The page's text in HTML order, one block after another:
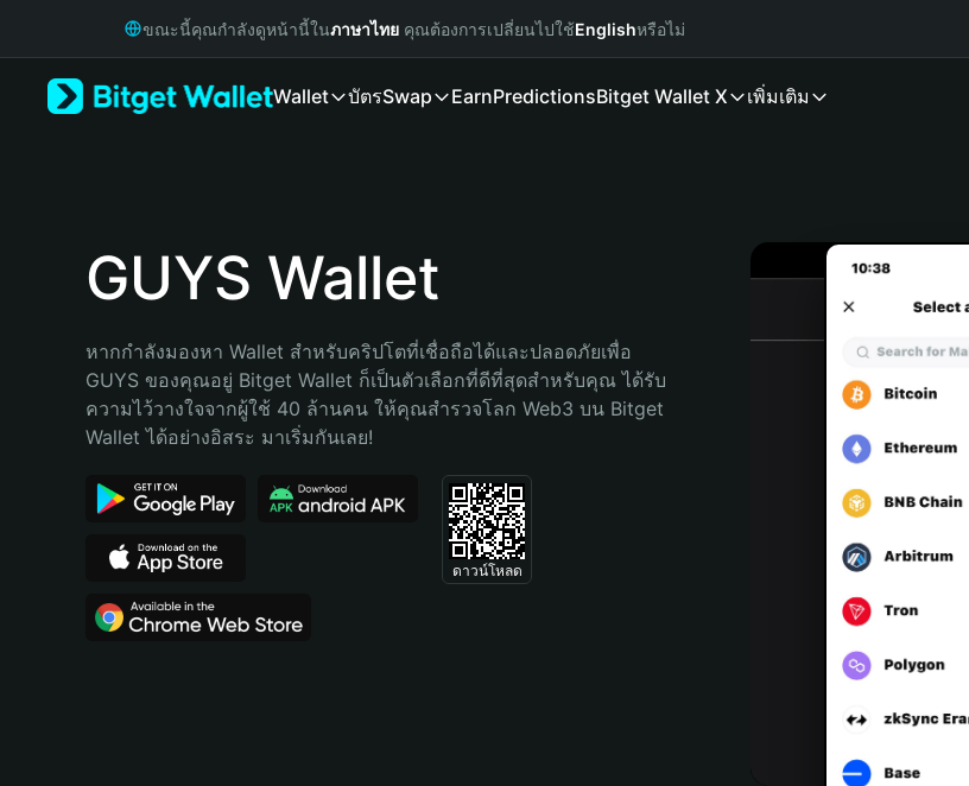
Русский
Bahasa Indonesia
Português (Brasil)
ขณะนี้คุณกำลังดูหน้านี้ในภาษาไทย คุณต้องการเปลี่ยนไปใช้Englishหรือไม่
Wallet บัตรSwap EarnPredictionsBitget Wallet X เพิ่มเติม
GUYS Wallet
หากกำลังมองหา Wallet สำหรับคริปโตที่เชื่อถือได้และปลอดภัยเพื่อ
GUYS ของคุณอยู่ Bitget Wallet ก็เป็นตัวเลือกที่ดีที่สุดสำหรับคุณ ได้รับ
ความไว้วางใจจากผู้ใช้ 40 ล้านคน ให้คุณสำรวจโลก Web3 บน Bitget
Wallet ได้อย่างอิสระ มาเริ่มกันเลย!
ดาวน์โหลด